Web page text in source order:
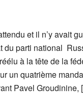
et il n’y avait
du parti national
à la tête de la
un quatrième
Pavel